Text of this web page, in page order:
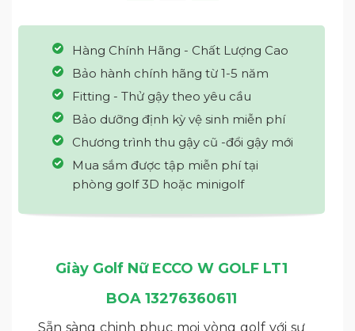
Hàng Chính Hãng - Chất Lượng Cao
Bảo hành chính hãng từ 1-5 năm
Fitting - Thử gậy theo yêu cầu
Bảo dưỡng định kỳ vệ sinh miễn phí
Chương trình thu gậy cũ -đổi gậy mới
Mua sắm được tập miễn phí tại
phòng golf 3D hoặc minigolf
Giày Golf Nữ ECCO W GOLF LT1
BOA 13276360611
Sẵn sàng chinh phục mọi vòng golf với sự